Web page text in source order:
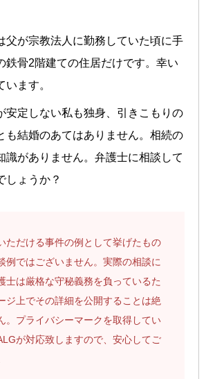
父が宗教法人に勤務していた頃に手
鉄骨2階建ての住居だけです。幸い
います。
安定しない私も独身、引きこもりの
も結婚のあてはありません。相続の
識がありません。弁護士に相談して
しょうか？
ただける事件の例として挙げたもの
例ではございません。実際の相談に
士は厳格な守秘義務を負っているた
ジ上でその詳細を公開することは絶
。プライバシーマークを取得してい
が対応致しますので、安心してご